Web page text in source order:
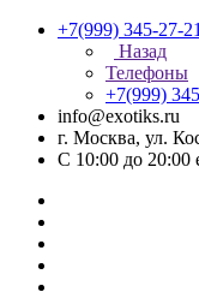
+7(999) 345-27-21
Назад
Телефоны
+7(999)
info@exotiks.ru
г. Москва, ул.
С 10:00 до 20:00